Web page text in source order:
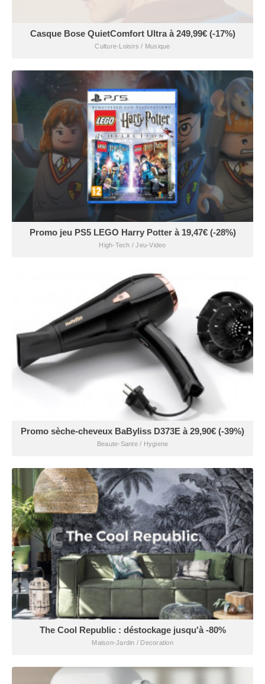
Casque Bose QuietComfort Ultra à 249,99€ (-17%)
Culture-Loisirs / Musique
Promo jeu PS5 LEGO Harry Potter à 19,47€ (-28%)
High-Tech / Jeu-Video
Promo sèche-cheveux BaByliss D373E à 29,90€ (-39%)
Beaute-Sante / Hygiene
The Cool Republic : déstockage jusqu'à -80%
Maison-Jardin / Decoration